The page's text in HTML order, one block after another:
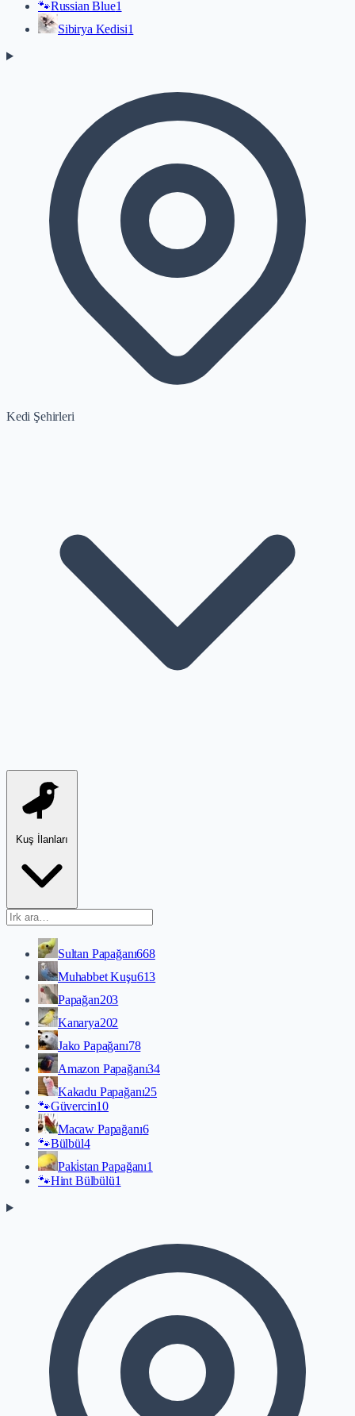
🐾Russian Blue1
Sibirya Kedisi1
Kedi Şehirleri
Kuş İlanları
Sultan Papağanı668
Muhabbet Kuşu613
Papağan203
Kanarya202
Jako Papağanı78
Amazon Papağanı34
Kakadu Papağanı25
🐾Güvercin10
Macaw Papağanı6
🐾Bülbül4
Paki̇stan Papağanı1
🐾Hint Bülbülü1